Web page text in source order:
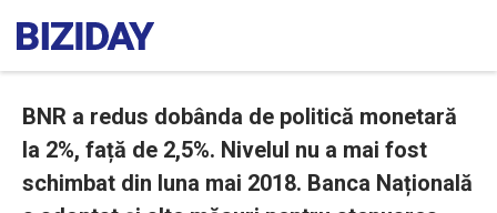
BNR a redus dobânda de politică monetară
la 2%, față de 2,5%. Nivelul nu a mai fost
schimbat din luna mai 2018. Banca Națională